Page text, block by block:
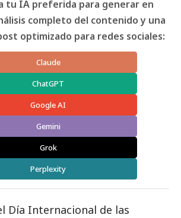
tu IA preferida para generar en
completo del contenido y una
optimizado para redes sociales:
Claude
ChatGPT
Google AI
Gemini
Grok
Perplexity
Día Internacional de las